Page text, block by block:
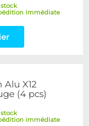
stock
immédiate
X12
(4 pcs)
stock
immédiate